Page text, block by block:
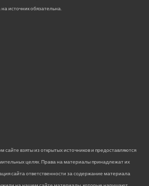
источник обязательна.
взяты из открытых источников и предоставляются
целях. Права на материалы принадлежат их
сайта ответственности за содержание материала